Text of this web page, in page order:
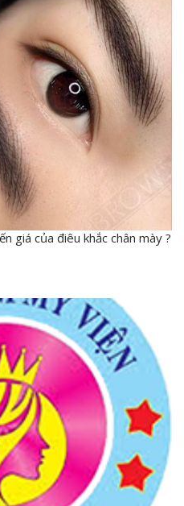
giá của điêu khắc chân mày ?